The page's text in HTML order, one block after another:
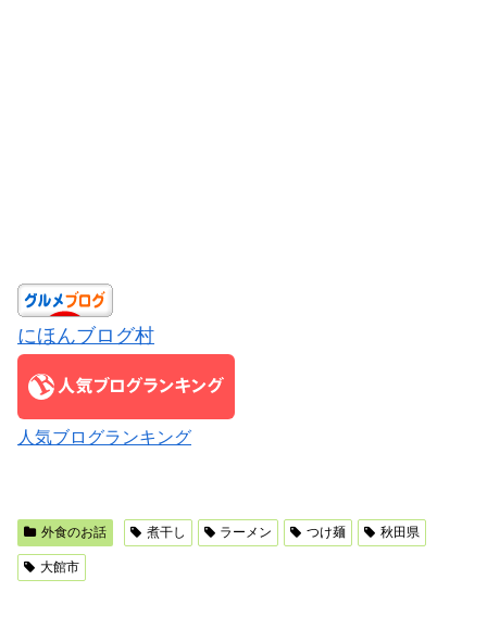
にほんブログ村
人気ブログランキング
外食のお話 煮干し ラーメン つけ麺 秋田県
大館市